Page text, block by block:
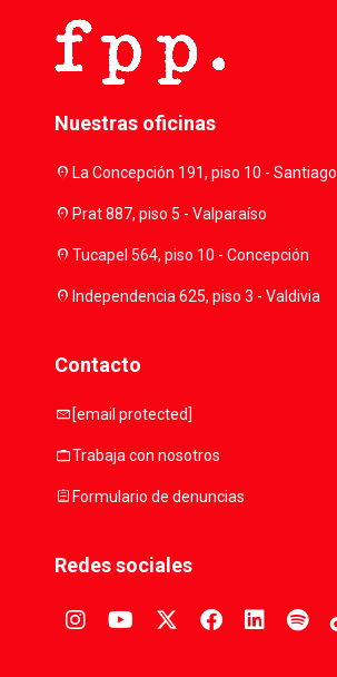
Nuestras oficinas
location_onLa Concepción 191, piso 10 - Santiago
location_onPrat 887, piso 5 - Valparaíso
location_onTucapel 564, piso 10 - Concepción
location_onIndependencia 625, piso 3 - Valdivia
Contacto
mail [email protected]
workTrabaja con nosotros
assignmentFormulario de denuncias
Redes sociales